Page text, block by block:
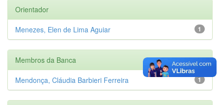
Orientador
1
Menezes, Elen de Lima Aguiar
Membros da Banca
1
Mendonça, Cláudia Barbieri Ferreira